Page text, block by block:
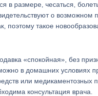
в размере, чесаться,
о возможном
поэтому такое
«спокойная», без
в домашних условиях
или медикаментозных
консультация врача.